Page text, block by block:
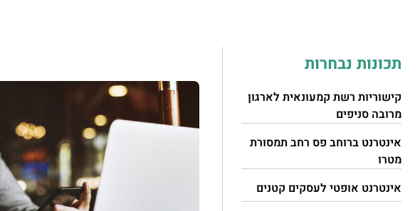
תכונות נבחרות
קישוריות רשת קמעונאית לארגון
מרובה סניפים
אינטרנט ברוחב פס רחב תמסורת
מטרו
אינטרנט אופטי לעסקים קטנים